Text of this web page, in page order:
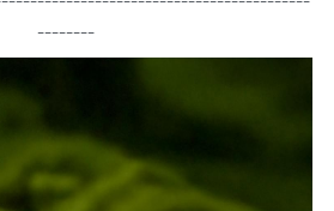
--------